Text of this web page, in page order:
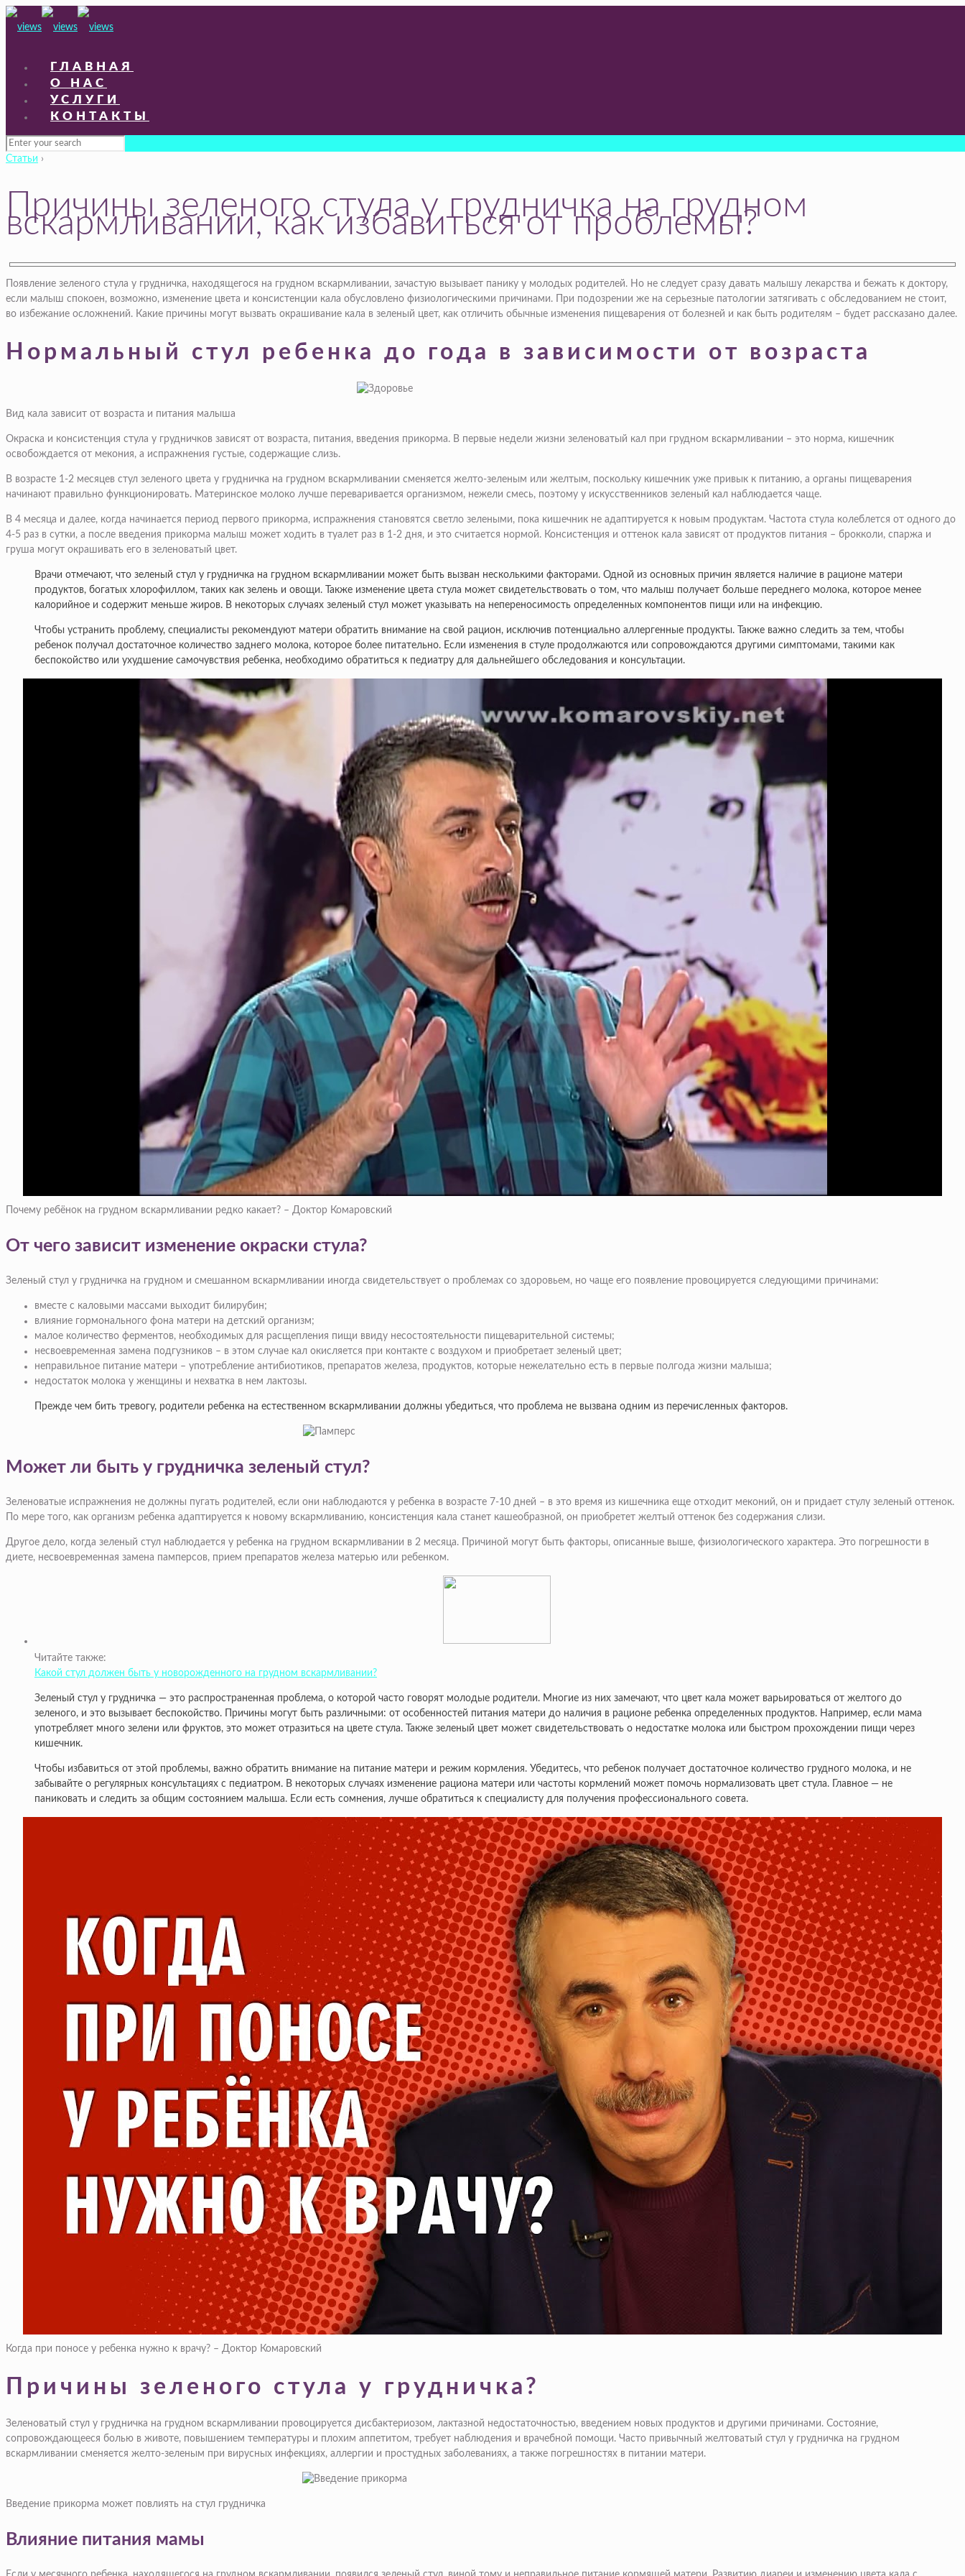
ГЛАВНАЯ
О НАС
УСЛУГИ
КОНТАКТЫ
Статьи ›
Причины зеленого стула у грудничка на грудном
вскармливании, как избавиться от проблемы?
Появление зеленого стула у грудничка, находящегося на грудном вскармливании, зачастую вызывает панику у молодых родителей. Но не следует сразу давать малышу лекарства и бежать к доктору,
если малыш спокоен, возможно, изменение цвета и консистенции кала обусловлено физиологическими причинами. При подозрении же на серьезные патологии затягивать с обследованием не стоит,
во избежание осложнений. Какие причины могут вызвать окрашивание кала в зеленый цвет, как отличить обычные изменения пищеварения от болезней и как быть родителям – будет рассказано далее.
Нормальный стул ребенка до года в зависимости от возраста
Вид кала зависит от возраста и питания малыша
Окраска и консистенция стула у грудничков зависят от возраста, питания, введения прикорма. В первые недели жизни зеленоватый кал при грудном вскармливании – это норма, кишечник
освобождается от мекония, а испражнения густые, содержащие слизь.
В возрасте 1-2 месяцев стул зеленого цвета у грудничка на грудном вскармливании сменяется желто-зеленым или желтым, поскольку кишечник уже привык к питанию, а органы пищеварения
начинают правильно функционировать. Материнское молоко лучше переваривается организмом, нежели смесь, поэтому у искусственников зеленый кал наблюдается чаще.
В 4 месяца и далее, когда начинается период первого прикорма, испражнения становятся светло зелеными, пока кишечник не адаптируется к новым продуктам. Частота стула колеблется от одного до
4-5 раз в сутки, а после введения прикорма малыш может ходить в туалет раз в 1-2 дня, и это считается нормой. Консистенция и оттенок кала зависят от продуктов питания – брокколи, спаржа и
груша могут окрашивать его в зеленоватый цвет.
Врачи отмечают, что зеленый стул у грудничка на грудном вскармливании может быть вызван несколькими факторами. Одной из основных причин является наличие в рационе матери
продуктов, богатых хлорофиллом, таких как зелень и овощи. Также изменение цвета стула может свидетельствовать о том, что малыш получает больше переднего молока, которое менее
калорийное и содержит меньше жиров. В некоторых случаях зеленый стул может указывать на непереносимость определенных компонентов пищи или на инфекцию.
Чтобы устранить проблему, специалисты рекомендуют матери обратить внимание на свой рацион, исключив потенциально аллергенные продукты. Также важно следить за тем, чтобы
ребенок получал достаточное количество заднего молока, которое более питательно. Если изменения в стуле продолжаются или сопровождаются другими симптомами, такими как
беспокойство или ухудшение самочувствия ребенка, необходимо обратиться к педиатру для дальнейшего обследования и консультации.
Почему ребёнок на грудном вскармливании редко какает? – Доктор Комаровский
От чего зависит изменение окраски стула?
Зеленый стул у грудничка на грудном и смешанном вскармливании иногда свидетельствует о проблемах со здоровьем, но чаще его появление провоцируется следующими причинами:
вместе с каловыми массами выходит билирубин;
влияние гормонального фона матери на детский организм;
малое количество ферментов, необходимых для расщепления пищи ввиду несостоятельности пищеварительной системы;
несвоевременная замена подгузников – в этом случае кал окисляется при контакте с воздухом и приобретает зеленый цвет;
неправильное питание матери – употребление антибиотиков, препаратов железа, продуктов, которые нежелательно есть в первые полгода жизни малыша;
недостаток молока у женщины и нехватка в нем лактозы.
Прежде чем бить тревогу, родители ребенка на естественном вскармливании должны убедиться, что проблема не вызвана одним из перечисленных факторов.
Может ли быть у грудничка зеленый стул?
Зеленоватые испражнения не должны пугать родителей, если они наблюдаются у ребенка в возрасте 7-10 дней – в это время из кишечника еще отходит меконий, он и придает стулу зеленый оттенок.
По мере того, как организм ребенка адаптируется к новому вскармливанию, консистенция кала станет кашеобразной, он приобретет желтый оттенок без содержания слизи.
Другое дело, когда зеленый стул наблюдается у ребенка на грудном вскармливании в 2 месяца. Причиной могут быть факторы, описанные выше, физиологического характера. Это погрешности в
диете, несвоевременная замена памперсов, прием препаратов железа матерью или ребенком.
Читайте также:
Какой стул должен быть у новорожденного на грудном вскармливании?
Зеленый стул у грудничка — это распространенная проблема, о которой часто говорят молодые родители. Многие из них замечают, что цвет кала может варьироваться от желтого до
зеленого, и это вызывает беспокойство. Причины могут быть различными: от особенностей питания матери до наличия в рационе ребенка определенных продуктов. Например, если мама
употребляет много зелени или фруктов, это может отразиться на цвете стула. Также зеленый цвет может свидетельствовать о недостатке молока или быстром прохождении пищи через
кишечник.
Чтобы избавиться от этой проблемы, важно обратить внимание на питание матери и режим кормления. Убедитесь, что ребенок получает достаточное количество грудного молока, и не
забывайте о регулярных консультациях с педиатром. В некоторых случаях изменение рациона матери или частоты кормлений может помочь нормализовать цвет стула. Главное — не
паниковать и следить за общим состоянием малыша. Если есть сомнения, лучше обратиться к специалисту для получения профессионального совета.
Когда при поносе у ребенка нужно к врачу? – Доктор Комаровский
Причины зеленого стула у грудничка?
Зеленоватый стул у грудничка на грудном вскармливании провоцируется дисбактериозом, лактазной недостаточностью, введением новых продуктов и другими причинами. Состояние,
сопровождающееся болью в животе, повышением температуры и плохим аппетитом, требует наблюдения и врачебной помощи. Часто привычный желтоватый стул у грудничка на грудном
вскармливании сменяется желто-зеленым при вирусных инфекциях, аллергии и простудных заболеваниях, а также погрешностях в питании матери.
Введение прикорма может повлиять на стул грудничка
Влияние питания мамы